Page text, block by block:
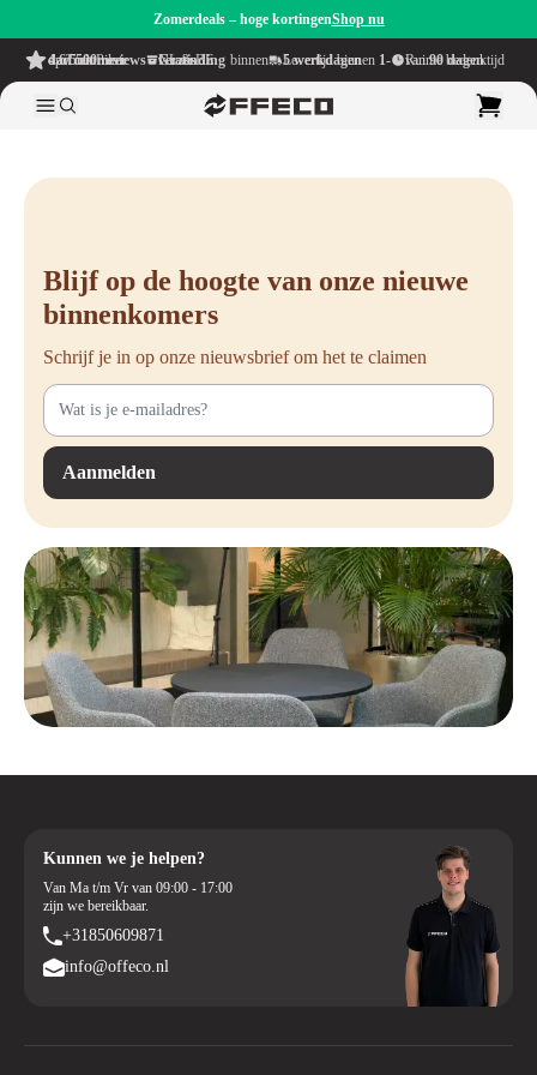
Zomerdeals – hoge kortingenShop nu
4.6/5
uit meer dan 500 reviews
op TrustPilot Gratis verzending
binnen NL & BE Levertijd binnen
1-5 werkdagen Ruime bedenktijd van90 dagen
Blijf op de hoogte van onze nieuwe
binnenkomers
Schrijf je in op onze nieuwsbrief om het te claimen
Aanmelden
Kunnen we je helpen?
Van Ma t/m Vr van 09:00 - 17:00
zijn we bereikbaar.
+31850609871
info@offeco.nl